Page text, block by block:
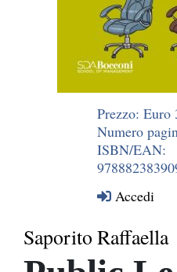
Saporito Raffaella
Prezzo: Euro
Numero
ISBN/EAN:
Accedi